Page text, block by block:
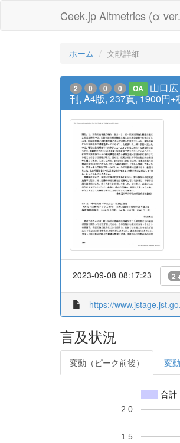
Ceek.jp Altmetrics (α
ホーム 文献詳細
2 0 0 0 OA
山口
刊, A4版, 237頁, 1900円+
2023-09-08 08:17:23 2
https://
言及状況
変動（ピーク前後） 変
合計
1.5
2.0